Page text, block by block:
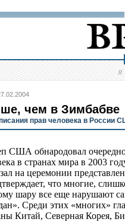
//
чем в Зимбабве
прав человека в России
США обнародовал
в странах мира в 2003
на церемонии
что многие,
шару все еще нарушают
Среди этих «многих»
Китай, Северная Корея,